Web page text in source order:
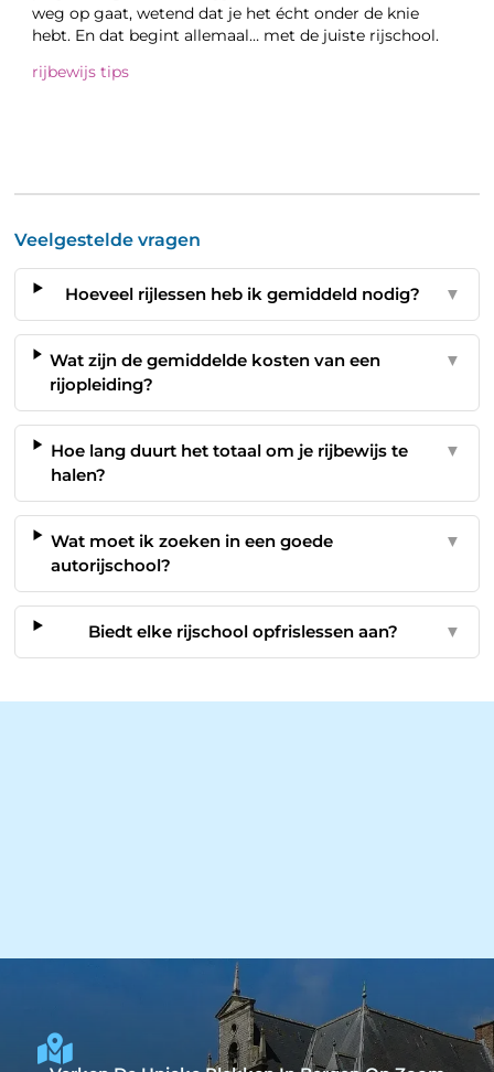
weg op gaat, wetend dat je het écht onder de knie
hebt. En dat begint allemaal… met de juiste rijschool.
rijbewijs tips
Veelgestelde vragen
Hoeveel rijlessen heb ik gemiddeld nodig? ▼
Wat zijn de gemiddelde kosten van een
rijopleiding?
▼
Hoe lang duurt het totaal om je rijbewijs te
halen?
▼
Wat moet ik zoeken in een goede
autorijschool?
▼
Biedt elke rijschool opfrislessen aan? ▼